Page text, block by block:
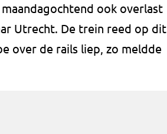
ook overlast
Utrecht. De trein reed op dit
over de rails liep, zo meldde